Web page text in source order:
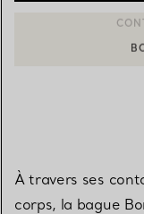
CONTACTER UN
À travers ses
corps, la bague